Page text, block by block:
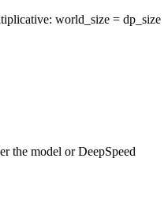
world_size = dp_size
the model or DeepSpeed